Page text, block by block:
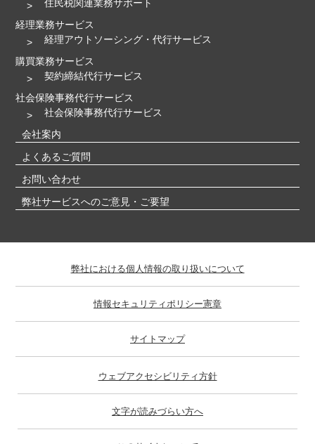
住民税関連業務サポート
経理業務サービス
経理アウトソーシング・代行サービス
購買業務サービス
契約締結代行サービス
社会保険事務代行サービス
社会保険事務代行サービス
会社案内
よくあるご質問
お問い合わせ
弊社サービスへのご意見・ご要望
弊社における個人情報の取り扱いについて
情報セキュリティポリシー憲章
サイトマップ
ウェブアクセシビリティ方針
文字が読みづらい方へ